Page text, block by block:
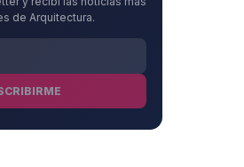
de Arquitectura.